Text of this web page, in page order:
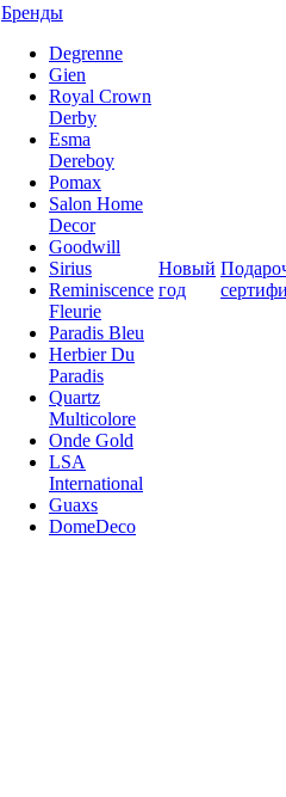
Бренды
Degrenne
Gien
Royal Crown
Derby
Esma
Dereboy
Pomax
Salon Home
Decor
Goodwill
Sirius
Reminiscence
Fleurie
Paradis Bleu
Herbier Du
Paradis
Quartz
Multicolore
Onde Gold
LSA
International
Guaxs
DomeDeco
Новый
год